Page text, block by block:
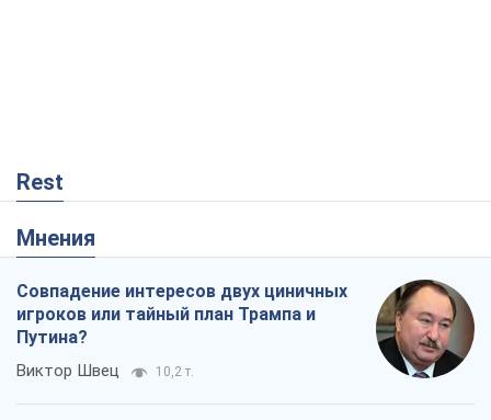
Rest
Мнения
Совпадение интересов двух циничных
игроков или тайный план Трампа и
Путина?
Виктор Швец 10,2 т.